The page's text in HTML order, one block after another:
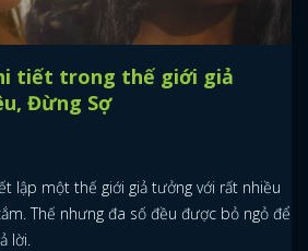
tiết trong thế giới giả
Đừng Sợ
lập một thế giới giả tưởng với rất nhiều
Thế nhưng đa số đều được bỏ ngỏ để
lời.